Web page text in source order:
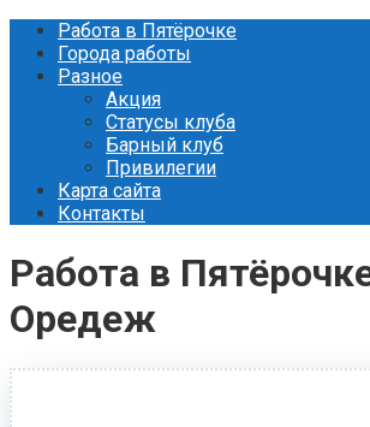
Перейти
контенту
Работа в Пятёрочке
Города работы
Разное
Акция
Статусы клуба
Барный клуб
Привилегии
Карта сайта
Контакты
Работа в
Оредеж